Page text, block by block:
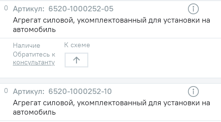
0
6520-1000252-05
Агрегат силовой, укомплектованный для установки на
автомобиль
Наличие
Обратитесь к
консультанту
К схеме
0
6520-1000252-10
Агрегат силовой, укомплектованный для установки на
автомобиль